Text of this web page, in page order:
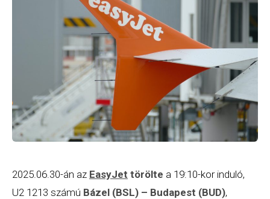
2025.06.30-án az EasyJet törölte a 19:10-kor induló,
U2 1213 számú Bázel (BSL) – Budapest (BUD),